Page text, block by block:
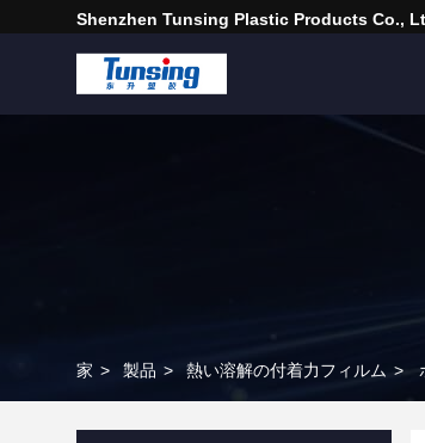
Shenzhen Tunsing Plastic Products Co.,
家 > 製品 > 熱い溶解の付着力フィルム >